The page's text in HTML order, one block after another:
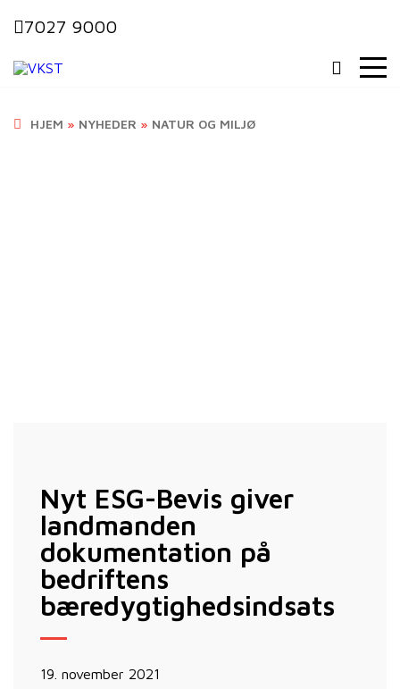
7027 9000
HJEM » NYHEDER » NATUR OG MILJØ
Nyt ESG-Bevis giver
landmanden
dokumentation på
bedriftens
bæredygtighedsindsats
19. november 2021